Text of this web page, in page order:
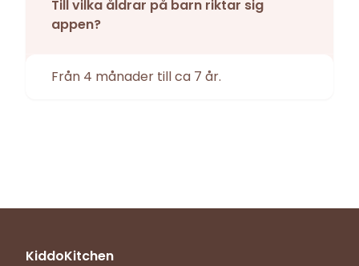
Till vilka åldrar på barn riktar sig
appen?
Från 4 månader till ca 7 år.
KiddoKitchen